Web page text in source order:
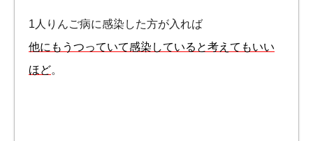
1人りんご病に感染した方が入れば
他にもうつっていて感染していると考えてもいい
ほど。